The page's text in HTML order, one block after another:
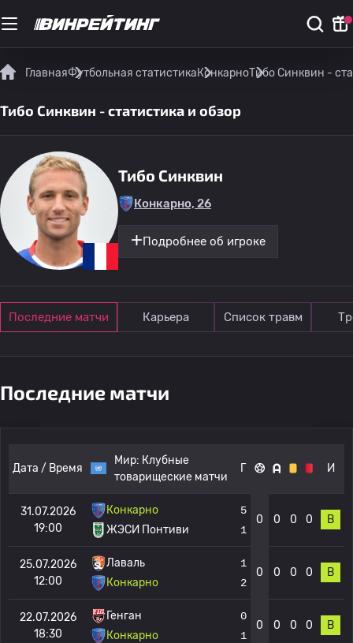
ГлавнаяФутбольная статистикаКонкарноТибо Синквин -
Тибо Синквин - статистика и обзор
Тибо Синквин
Конкарно, 26
Подробнее об игроке
Последние матчи Карьера Список травм
Последние матчи
Дата / Время
Мир: Клубные
товарищеские матчи
Г И
31.07.2026
19:00
Конкарно
ЖЭСИ Понтиви
5
1
0 0 0 0 В
25.07.2026
12:00
Лаваль
Конкарно
1
2
0 0 0 0 В
22.07.2026
18:30
Генган
Конкарно
0
1
0 0 0 0 В